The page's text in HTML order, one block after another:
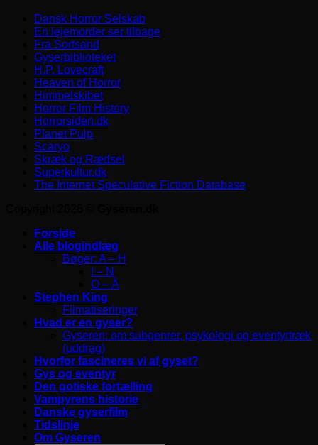
Dansk Horror Selskab
En lejemorder ser tilbage
Fra Sortsand
Gyserbiblioteket
H.P. Lovecraft
Heaven of Horror
Himmelskibet
Horror Film History
Horrorsiden.dk
Planet Pulp
Scaryo
Skræk og Rædsel
Superkultur.dk
The Internet Speculative Fiction Database
Forside
Alle blogindlæg
Bøger: A – H
I – N
O – Å
Stephen King
Filmatiseringer
Hvad er en gyser?
Gyseren: om subgenrer, psykologi og eventyrtræk
(uddrag)
Hvorfor fascineres vi af gyset?
Gys og eventyr
Den gotiske fortælling
Vampyrens historie
Danske gyserfilm
Tidslinje
Om Gyseren